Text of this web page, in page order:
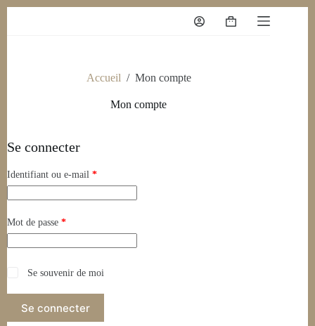
Accueil / Mon compte
Mon compte
Se connecter
Identifiant ou e-mail *
Mot de passe *
Se souvenir de moi
Se connecter